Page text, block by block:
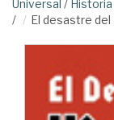
Universal /
/
El desastre del